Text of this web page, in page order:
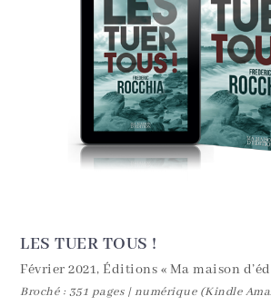
LES TUER TOUS !
Février 2021, Éditions « Ma maison
Broché : 351 pages | numérique (Kindle